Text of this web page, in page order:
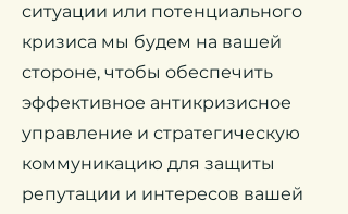
ситуации или потенциального
кризиса мы будем на вашей
стороне, чтобы обеспечить
эффективное антикризисное
управление и стратегическую
коммуникацию для защиты
репутации и интересов вашей